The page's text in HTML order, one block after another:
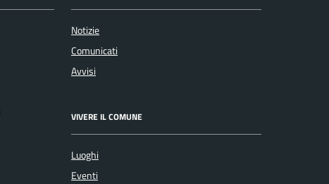
Notizie
Comunicati
Avvisi
VIVERE IL COMUNE
Luoghi
Eventi